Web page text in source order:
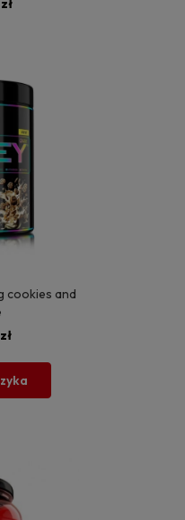
cookies and